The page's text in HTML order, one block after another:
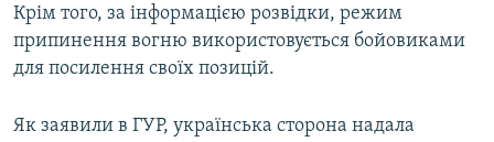
Крім того, за інформацією розвідки, режим
припинення вогню використовується бойовиками
для посилення своїх позицій.
Як заявили в ГУР, українська сторона надала